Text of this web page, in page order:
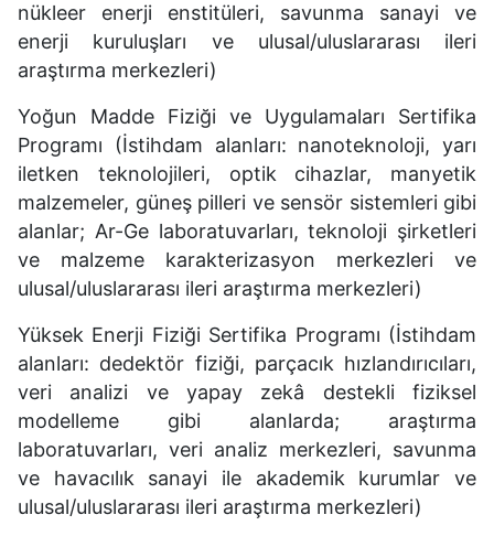
nükleer enerji enstitüleri, savunma sanayi ve
enerji kuruluşları ve ulusal/uluslararası ileri
araştırma merkezleri)
Yoğun Madde Fiziği ve Uygulamaları Sertifika
Programı (İstihdam alanları: nanoteknoloji, yarı
iletken teknolojileri, optik cihazlar, manyetik
malzemeler, güneş pilleri ve sensör sistemleri gibi
alanlar; Ar-Ge laboratuvarları, teknoloji şirketleri
ve malzeme karakterizasyon merkezleri ve
ulusal/uluslararası ileri araştırma merkezleri)
Yüksek Enerji Fiziği Sertifika Programı (İstihdam
alanları: dedektör fiziği, parçacık hızlandırıcıları,
veri analizi ve yapay zekâ destekli fiziksel
modelleme gibi alanlarda; araştırma
laboratuvarları, veri analiz merkezleri, savunma
ve havacılık sanayi ile akademik kurumlar ve
ulusal/uluslararası ileri araştırma merkezleri)